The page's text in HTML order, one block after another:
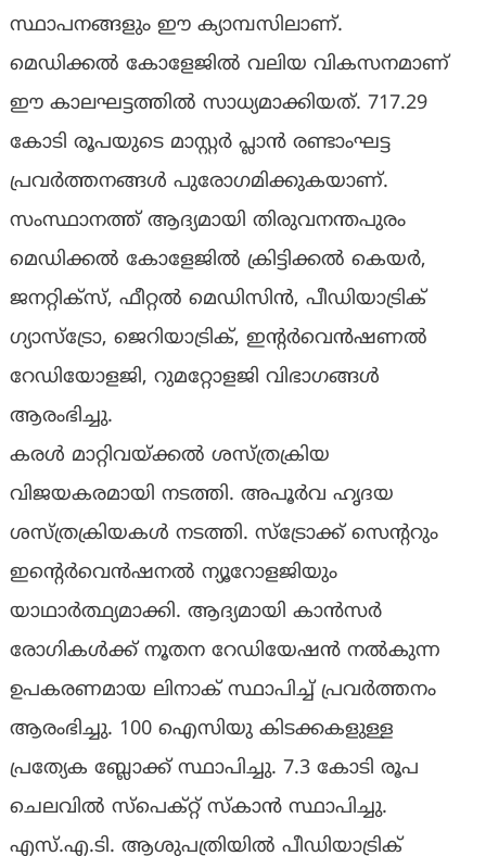
സ്ഥാപനങ്ങളും ഈ ക്യാമ്പസിലാണ്.
മെഡിക്കല്‍ കോളേജില്‍ വലിയ വികസനമാണ്
ഈ കാലഘട്ടത്തില്‍ സാധ്യമാക്കിയത്. 717.29
കോടി രൂപയുടെ മാസ്റ്റര്‍ പ്ലാന്‍ രണ്ടാംഘട്ട
പ്രവര്‍ത്തനങ്ങള്‍ പുരോഗമിക്കുകയാണ്.
സംസ്ഥാനത്ത് ആദ്യമായി തിരുവനന്തപുരം
മെഡിക്കല്‍ കോളേജില്‍ ക്രിട്ടിക്കല്‍ കെയര്‍,
ജനറ്റിക്‌സ്, ഫീറ്റല്‍ മെഡിസിന്‍, പീഡിയാട്രിക്
ഗ്യാസ്ട്രോ, ജെറിയാട്രിക്, ഇന്റര്‍വെന്‍ഷണല്‍
റേഡിയോളജി, റുമറ്റോളജി വിഭാഗങ്ങള്‍
ആരംഭിച്ചു.
കരള്‍ മാറ്റിവയ്ക്കല്‍ ശസ്ത്രക്രിയ
വിജയകരമായി നടത്തി. അപൂര്‍വ ഹൃദയ
ശസ്ത്രക്രിയകള്‍ നടത്തി. സ്‌ട്രോക്ക് സെന്ററും
ഇന്റെര്‍വെന്‍ഷനല്‍ ന്യൂറോളജിയും
യാഥാര്‍ത്ഥ്യമാക്കി. ആദ്യമായി കാന്‍സര്‍
രോഗികള്‍ക്ക് നൂതന റേഡിയേഷന്‍ നല്‍കുന്ന
ഉപകരണമായ ലിനാക് സ്ഥാപിച്ച് പ്രവര്‍ത്തനം
ആരംഭിച്ചു. 100 ഐസിയു കിടക്കകളുള്ള
പ്രത്യേക ബ്ലോക്ക് സ്ഥാപിച്ചു. 7.3 കോടി രൂപ
ചെലവില്‍ സ്‌പെക്റ്റ് സ്‌കാന്‍ സ്ഥാപിച്ചു.
എസ്.എ.ടി. ആശുപത്രിയില്‍ പീഡിയാട്രിക്